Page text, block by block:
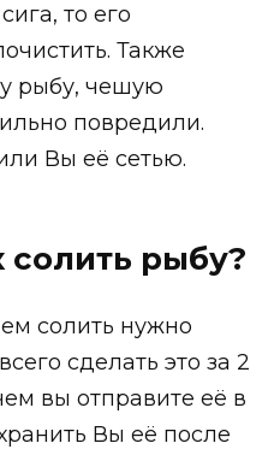
то его
Также
рыбу, чешую
повредили.
Вы её сетью.
солить рыбу?
солить нужно
сделать это за 2
вы отправите её в
Вы её после